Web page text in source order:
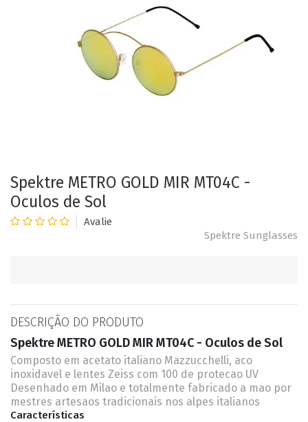
Spektre METRO GOLD MIR MT04C -
Oculos de Sol
Spektre Sunglasses
DESCRIÇÃO DO PRODUTO
Spektre METRO GOLD MIR MT04C - Oculos de Sol
Composto em acetato italiano Mazzucchelli, aco
inoxidavel e lentes Zeiss com 100 de protecao UV
Desenhado em Milao e totalmente fabricado a mao por
mestres artesaos tradicionais nos alpes italianos
Características